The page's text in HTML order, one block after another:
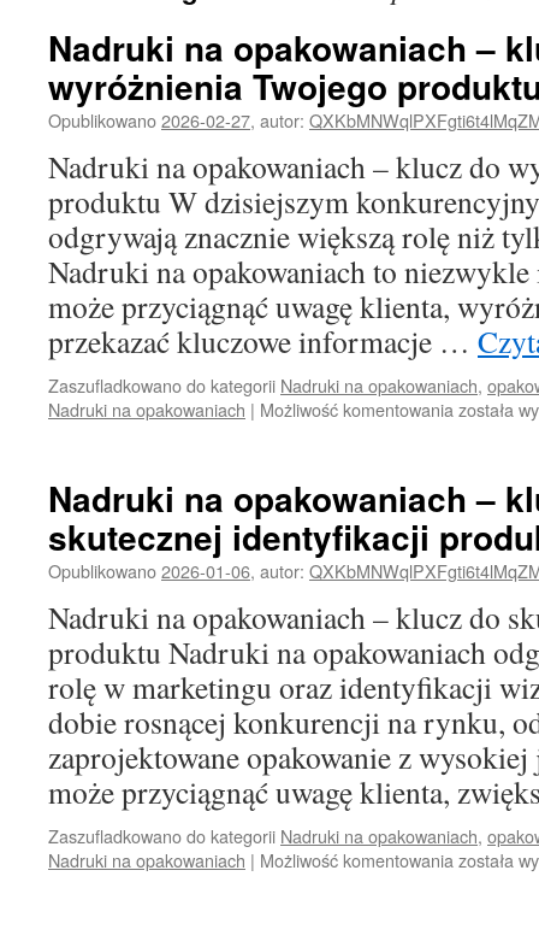
Nadruki na opakowaniach –
wyróżnienia Twojego
Opublikowano2026-02-27, autor:
Nadruki na opakowaniach – klucz do
produktu W dzisiejszym
odgrywają znacznie większą rolę niż
Nadruki na opakowaniach to
może przyciągnąć uwagę klienta,
przekazać kluczowe informacje …
Zaszufladkowano do kategorii Nadruki na opakowaniach,
Nadruki na opakowaniach | Możliwość komentowania Nadruki
klucz
do
Twojego
została
Nadruki na opakowaniach –
skutecznej identyfikacji
Opublikowano2026-01-06, autor:
Nadruki na opakowaniach – klucz do
produktu Nadruki na opakowaniach
rolę w marketingu oraz identyfikacji
dobie rosnącej konkurencji na rynku,
zaprojektowane opakowanie z
może przyciągnąć uwagę klienta,
Zaszufladkowano do kategorii Nadruki na opakowaniach,
Nadruki na opakowaniach | Możliwość komentowania Nadruki
została